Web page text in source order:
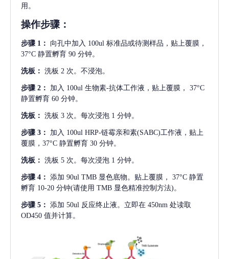
用。
操作步骤：
步骤 1： 向孔中加入 100ul 标准品或待测样品，贴上覆膜，
37°C 静置孵育 90 分钟。
洗板： 洗板 2 次。不浸泡。
步骤 2： 加入 100ul 生物素-抗体工作液，贴上覆膜， 37°C
静置孵育 60 分钟。
洗板： 洗板 3 次。每次浸泡 1 分钟。
步骤 3： 加入 100ul HRP-链霉亲和素(SABC)工作液，贴上
覆膜，37°C 静置孵育 30 分钟。
洗板： 洗板 5 次。每次浸泡 1 分钟。
步骤 4： 添加 90ul TMB 显色底物。贴上覆膜， 37°C 静置
孵育 10-20 分钟(请使用 TMB 显色精准控制方法)。
步骤 5： 添加 50ul 反应终止液。立即在 450nm 处读取
OD450 值并计算。